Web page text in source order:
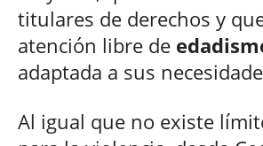
titulares de derechos y
atención libre de
adaptada a sus
Al igual que no existe